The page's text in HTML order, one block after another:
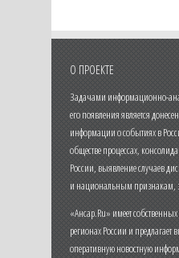
О ПРОЕКТЕ
Задачами информационно-
его появления является
информации о событиях в
обществе процессах,
России, выявление случаев
и национальным признакам,
«Ансар.Ru» имеет
регионах России и
оперативную новостную